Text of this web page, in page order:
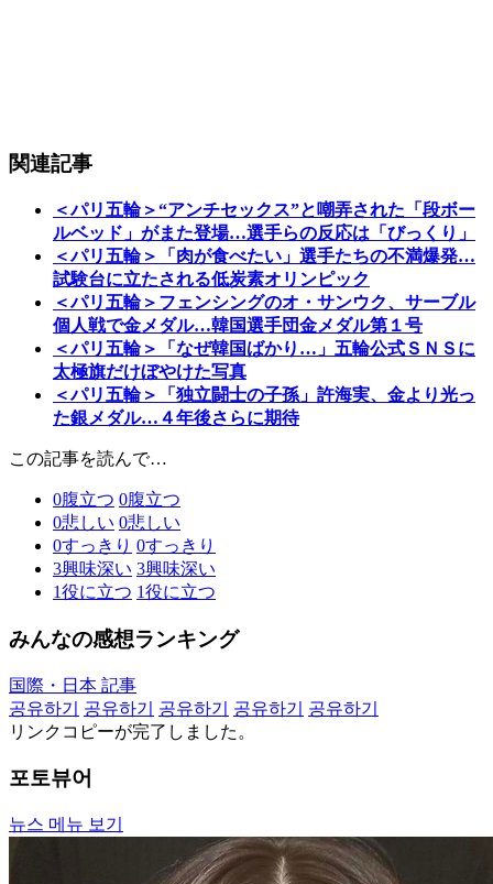
関連記事
＜パリ五輪＞“アンチセックス”と嘲弄された「段ボー
ルベッド」がまた登場…選手らの反応は「びっくり」
＜パリ五輪＞「肉が食べたい」選手たちの不満爆発…
試験台に立たされる低炭素オリンピック
＜パリ五輪＞フェンシングのオ・サンウク、サーブル
個人戦で金メダル…韓国選手団金メダル第１号
＜パリ五輪＞「なぜ韓国ばかり…」五輪公式ＳＮＳに
太極旗だけぼやけた写真
＜パリ五輪＞「独立闘士の子孫」許海実、金より光っ
た銀メダル…４年後さらに期待
この記事を読んで…
0腹立つ 0腹立つ
0悲しい 0悲しい
0すっきり 0すっきり
3興味深い 3興味深い
1役に立つ 1役に立つ
みんなの感想ランキング
国際・日本 記事
공유하기
공유하기 공유하기 공유하기
공유하기
リンクコピーが完了しました。
포토뷰어
뉴스 메뉴 보기